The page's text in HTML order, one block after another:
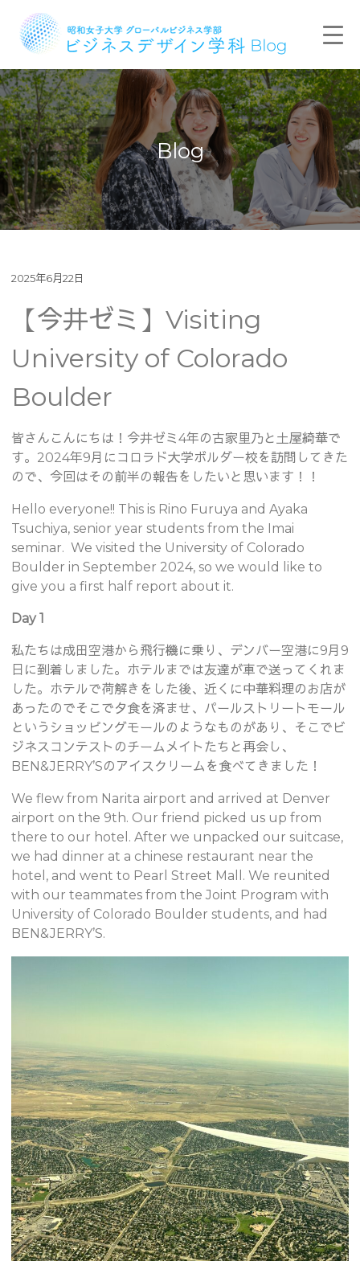
Blog
2025年6月22日
【今井ゼミ】Visiting
University of Colorado
Boulder
皆さんこんにちは！今井ゼミ4年の古家里乃と土屋綺華で
す。2024年9月にコロラド大学ボルダー校を訪問してきた
ので、今回はその前半の報告をしたいと思います！！
Hello everyone!! This is Rino Furuya and Ayaka
Tsuchiya, senior year students from the Imai
seminar. We visited the University of Colorado
Boulder in September 2024, so we would like to
give you a first half report about it.
Day 1
私たちは成田空港から飛行機に乗り、デンバー空港に9月9
日に到着しました。ホテルまでは友達が車で送ってくれま
した。ホテルで荷解きをした後、近くに中華料理のお店が
あったのでそこで夕食を済ませ、パールストリートモール
というショッピングモールのようなものがあり、そこでビ
ジネスコンテストのチームメイトたちと再会し、
BEN&JERRY’Sのアイスクリームを食べてきました！
We flew from Narita airport and arrived at Denver
airport on the 9th. Our friend picked us up from
there to our hotel. After we unpacked our suitcase,
we had dinner at a chinese restaurant near the
hotel, and went to Pearl Street Mall. We reunited
with our teammates from the Joint Program with
University of Colorado Boulder students, and had
BEN&JERRY’S.